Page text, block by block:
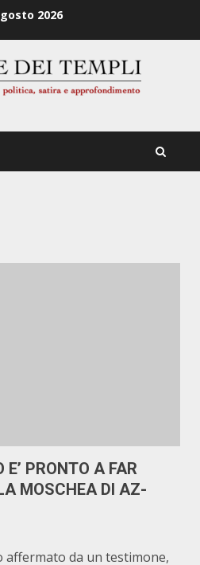
2026
E’ PRONTO A FAR
MOSCHEA DI AZ-
affermato da un testimone,